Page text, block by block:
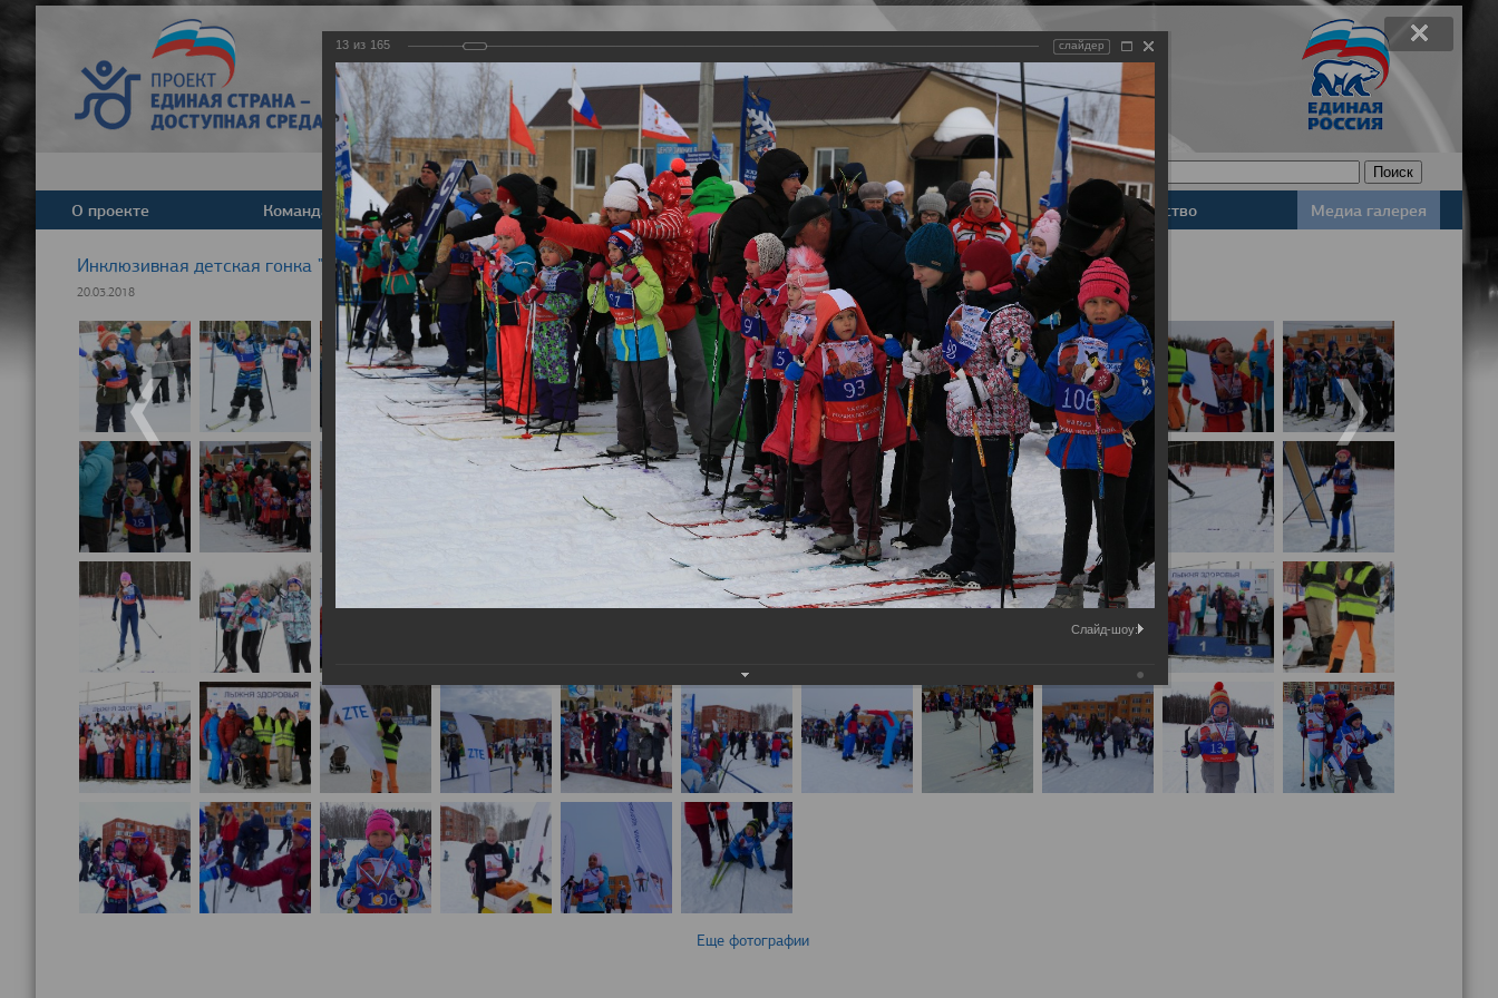
Задать вопрос
Версия для слабовидящих
О проекте Команда Новости Деятельность Базы данных Законодательство Медиа галерея
Инклюзивная детская гонка "Лыжня здоровья" 2018
20.03.2018
Еще фотографии
13 из 165 слайдер
Слайд-шоу: